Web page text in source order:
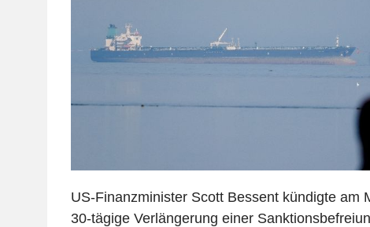
US-Finanzminister Scott Bessent kündigte am
30-tägige Verlängerung einer